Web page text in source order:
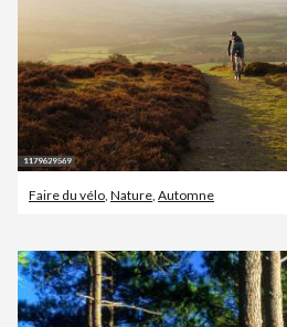
Faire du vélo, Nature, Automne